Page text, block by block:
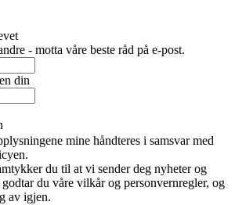
- motta våre beste råd på e-post.
din
mine håndteres i samsvar med
du til at vi sender deg nyheter og
du våre vilkår og personvernregler, og
av igjen.